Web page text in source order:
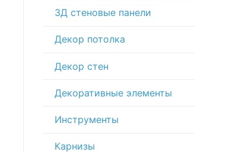
3Д стеновые панели
Декор потолка
Декор стен
Декоративные элементы
Инструменты
Карнизы